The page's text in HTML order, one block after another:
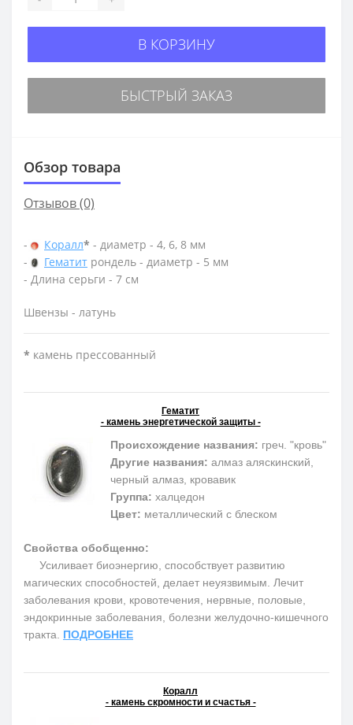
В КОРЗИНУ
БЫСТРЫЙ ЗАКАЗ
Обзор товара
Отзывов (0)
- Коралл* - диаметр - 4, 6, 8 мм
-
Гематит рондель - диаметр - 5 мм
- Длина серьги - 7 см
Швензы - латунь
* камень прессованный
Гематит
- камень энергетической защиты -
Происхождение названия: греч. "кровь"
Другие названия: алмаз аляскинский,
черный алмаз, кровавик
Группа: халцедон
Цвет: металлический с блеском
Свойства обобщенно:
Усиливает биоэнергию, способствует развитию
магических способностей, делает неуязвимым. Лечит
заболевания крови, кровотечения, нервные, половые,
эндокринные заболевания, болезни желудочно-кишечного
тракта. ПОДРОБНЕЕ
Коралл
- камень скромности и счастья -